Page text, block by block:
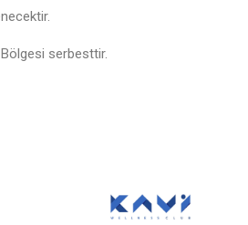
serbesttir.